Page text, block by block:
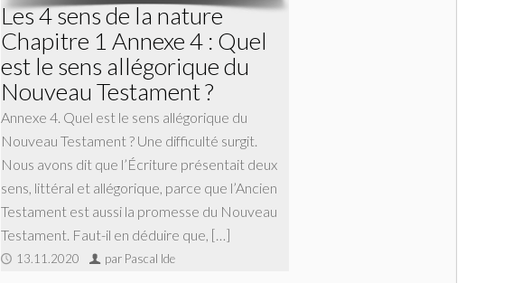
Les 4 sens de la nature
Chapitre 1 Annexe 4 : Quel
est le sens allégorique du
Nouveau Testament ?
Annexe 4. Quel est le sens allégorique du
Nouveau Testament ? Une difficulté surgit.
Nous avons dit que l’Écriture présentait deux
sens, littéral et allégorique, parce que l’Ancien
Testament est aussi la promesse du Nouveau
Testament. Faut-il en déduire que, […]
13.11.2020 par Pascal Ide